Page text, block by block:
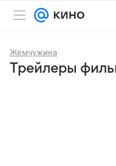
Жемчужина
Трейлеры